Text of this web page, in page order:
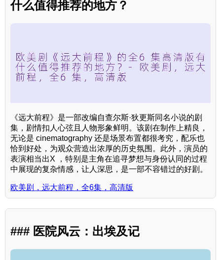
什么值得推荐的地方？
《远大前程》是一部改编自查尔斯·狄更斯同名小说的剧
集，剧情扣人心弦且人物形象鲜明。该剧在制作上精良，
无论是 cinematography 还是场景布置都很考究，配乐也
恰到好处，为观众营造出浓厚的历史氛围。此外，演员的
表演相当出X ，特别是主角在追寻梦想与身份认同的过程
中展现的复杂情感，让人深思，是一部不容错过的好剧。
欧美剧，远大前程，全6集，高清版
### 医院风云：出埃及记